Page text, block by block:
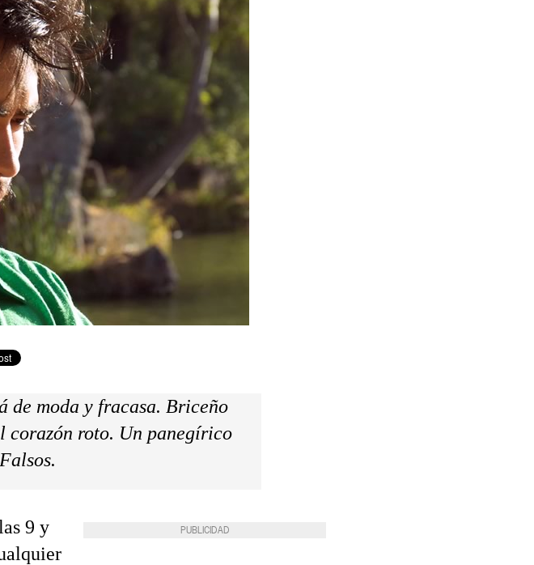
de moda y fracasa. Briceño
corazón roto. Un panegírico
PUBLICIDAD
9 y